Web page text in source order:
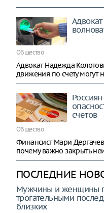
Адвокат
Общество
Адвокат Надежда
движения по счету могут
счетов
Общество
Финансист Мари
почему важно закрыть
ПОСЛЕДНИЕ
Мужчины и женщины
трогательными
близких